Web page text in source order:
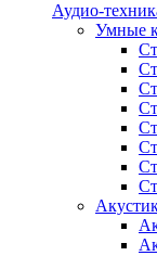
Аудио-
Умные